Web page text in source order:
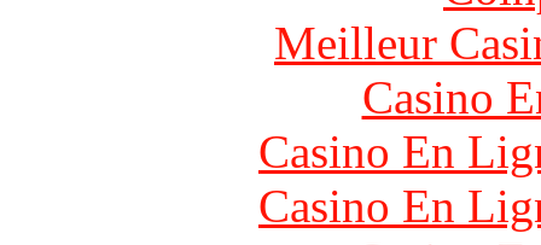
Meilleur
Casino
Casino En
Casino En